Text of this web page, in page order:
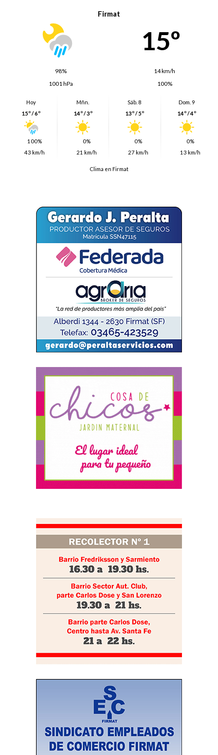
Firmat
15º
98%
14 km/h
1001 hPa
100%
Hoy
15º / 6º
100%
43 km/h
Mñn.
14º / 3º
0%
21 km/h
Sáb. 8
13º / 5º
0%
27 km/h
Dom. 9
14º / 4º
0%
13 km/h
Clima en Firmat